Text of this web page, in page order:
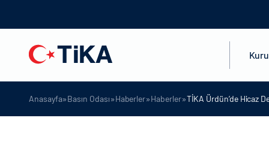
Anasayfa»Basın Odası»Haberler»Haberler»TİKA Ürdün’de Hicaz